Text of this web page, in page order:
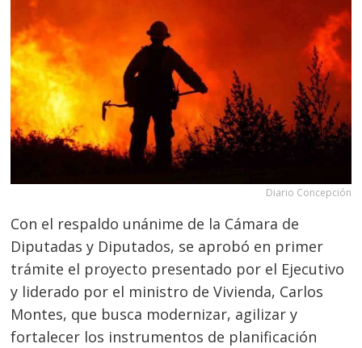
Diario Concepción
Con el respaldo unánime de la Cámara de
Diputadas y Diputados, se aprobó en primer
trámite el proyecto presentado por el Ejecutivo
y liderado por el ministro de Vivienda, Carlos
Montes, que busca modernizar, agilizar y
fortalecer los instrumentos de planificación